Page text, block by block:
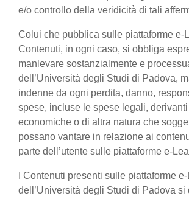
e/o controllo della veridicità di tali
Colui che pubblica sulle piattaforme e-
Contenuti, in ogni caso, si obbliga
manlevare sostanzialmente e
dell’Università degli Studi di Padova,
indenne da ogni perdita, danno,
spese, incluse le spese legali,
economiche o di altra natura che
possano vantare in relazione ai
parte dell’utente sulle piattaforme e-
I Contenuti presenti sulle piattaforme
dell’Università degli Studi di Padova si